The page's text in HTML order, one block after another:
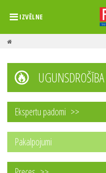
IZVĒLNE
Ekspertu padomi
Pakalpojumi